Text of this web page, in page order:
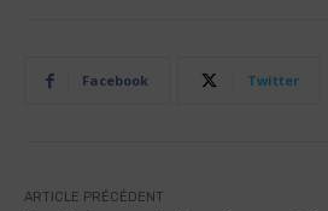
Facebook Twitter
ARTICLE PRÉCÉDENT